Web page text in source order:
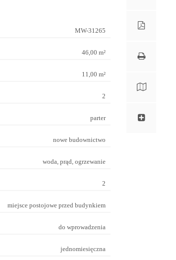
MW-31265
46,00 m²
11,00 m²
2
parter
nowe budownictwo
woda, prąd, ogrzewanie
2
miejsce postojowe przed budynkiem
do wprowadzenia
jednomiesięczna